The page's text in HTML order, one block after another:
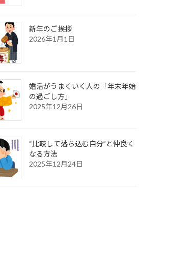
新年のご挨拶
2026年1月1日
婚活がうまくいく人の「年末年始
の過ごし方」
2025年12月26日
“比較して落ち込む自分”と仲良く
なる方法
2025年12月24日